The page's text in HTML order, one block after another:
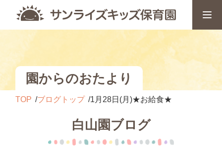
園からのおたより
TOP ブログトップ 1月28日(月)★お給食★
白山園ブログ